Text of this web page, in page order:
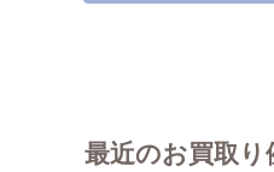
最近のお買取